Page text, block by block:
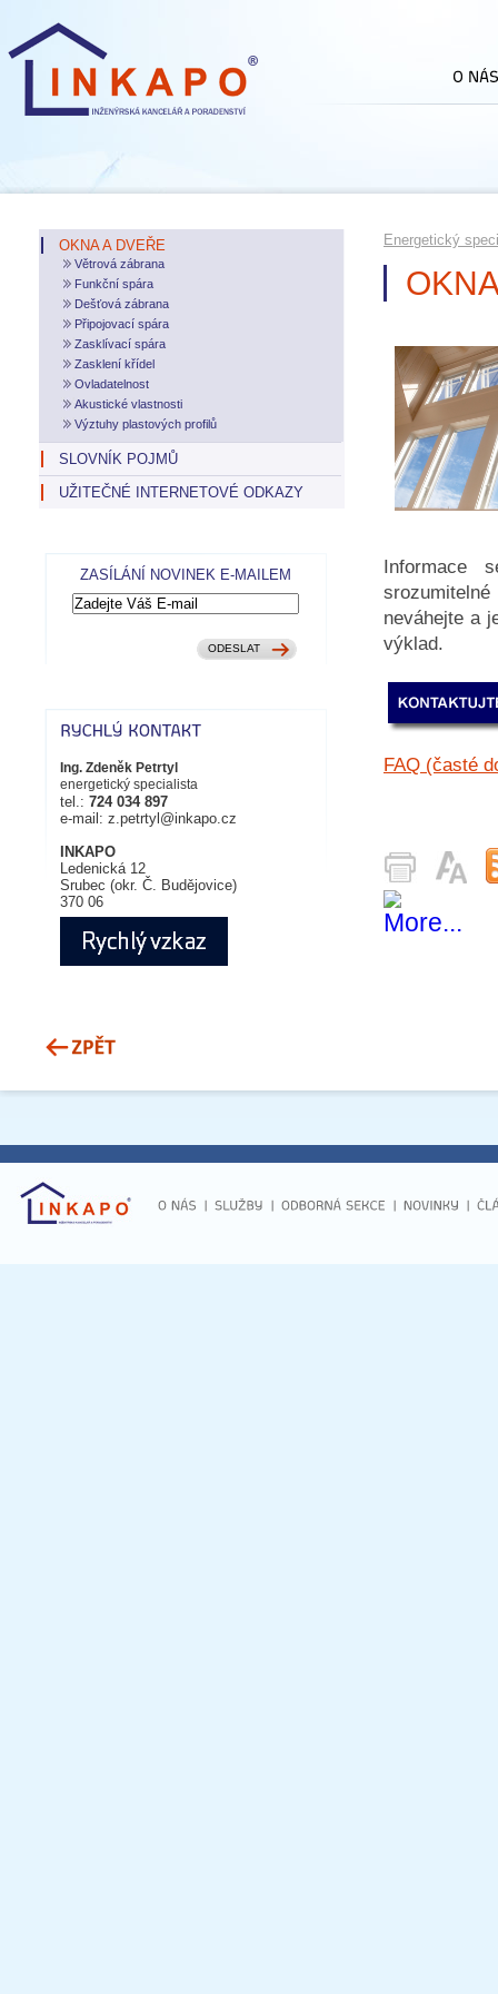
OKNA A DVEŘE
Větrová zábrana
Funkční spára
Dešťová zábrana
Připojovací spára
Zasklívací spára
Zasklení křídel
Ovladatelnost
Akustické vlastnosti
Výztuhy plastových profilů
SLOVNÍK POJMŮ
UŽITEČNÉ INTERNETOVÉ ODKAZY
ZASÍLÁNÍ NOVINEK E-MAILEM
Ing. Zdeněk Petrtyl
energetický specialista
tel.: 724 034 897
e-mail: z.petrtyl@inkapo.cz
INKAPO
Ledenická 12
Srubec (okr. Č. Budějovice)
370 06
Energetický
Informace
neváhejte a
výklad.
FAQ (časté